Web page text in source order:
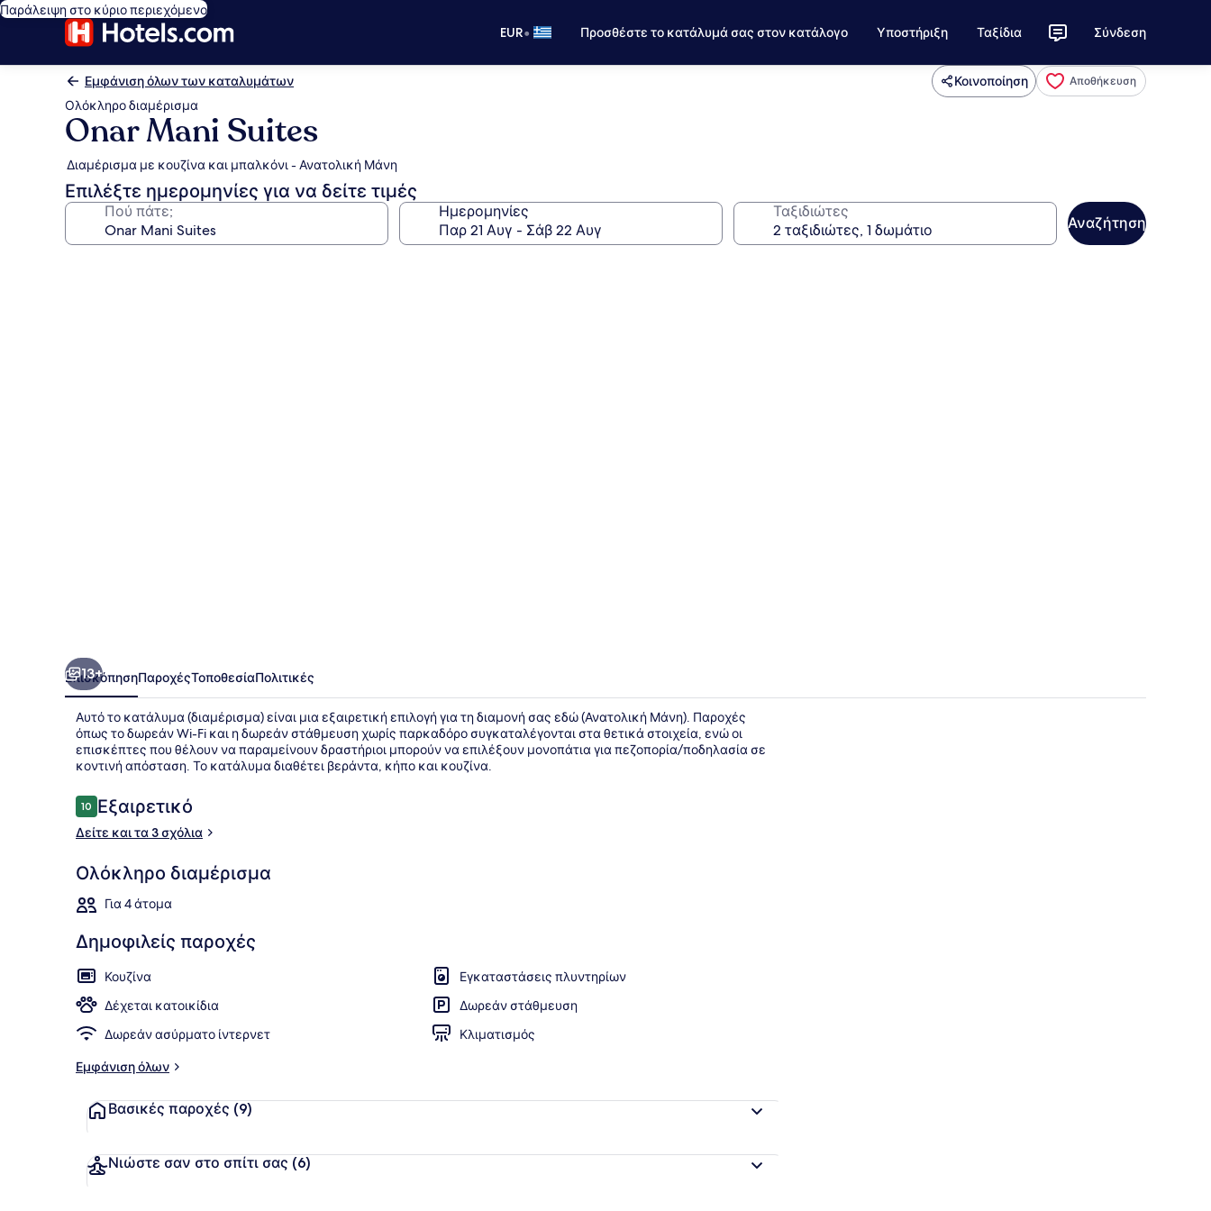
Παράλειψη στο κύριο περιεχόμενο
EUR• Προσθέστε το κατάλυμά σας στον κατάλογο Υποστήριξη Ταξίδια Σύνδεση
Εμφάνιση όλων των καταλυμάτων Κοινοποίηση Αποθήκευση
Ολόκληρο διαμέρισμα
Onar Mani Suites
Διαμέρισμα με κουζίνα και μπαλκόνι - Ανατολική Μάνη
Επιλέξτε ημερομηνίες για να δείτε τιμές
Πού πάτε; Ημερομηνίες Ταξιδιώτες
Αναζήτηση
13+
ΕπισκόπησηΠαροχέςΤοποθεσίαΠολιτικές
Αυτό το κατάλυμα (διαμέρισμα) είναι μια εξαιρετική επιλογή για τη διαμονή σας εδώ (Ανατολική Μάνη). Παροχές
όπως το δωρεάν Wi-Fi και η δωρεάν στάθμευση χωρίς παρκαδόρο συγκαταλέγονται στα θετικά στοιχεία, ενώ οι
επισκέπτες που θέλουν να παραμείνουν δραστήριοι μπορούν να επιλέξουν μονοπάτια για πεζοπορία/ποδηλασία σε
κοντινή απόσταση. Το κατάλυμα διαθέτει βεράντα, κήπο και κουζίνα.
Σχόλια
1010 στα 10
Εξαιρετικό
Δείτε και τα 3 σχόλια
Ολόκληρο διαμέρισμα
Για 4 άτομα
Δημοφιλείς παροχές
Κουζίνα
Εγκαταστάσεις πλυντηρίων
Δέχεται κατοικίδια
Δωρεάν στάθμευση
Δωρεάν ασύρματο ίντερνετ
Κλιματισμός
Εμφάνιση όλων
Βασικές παροχές (9)
Νιώστε σαν στο σπίτι σας (6)